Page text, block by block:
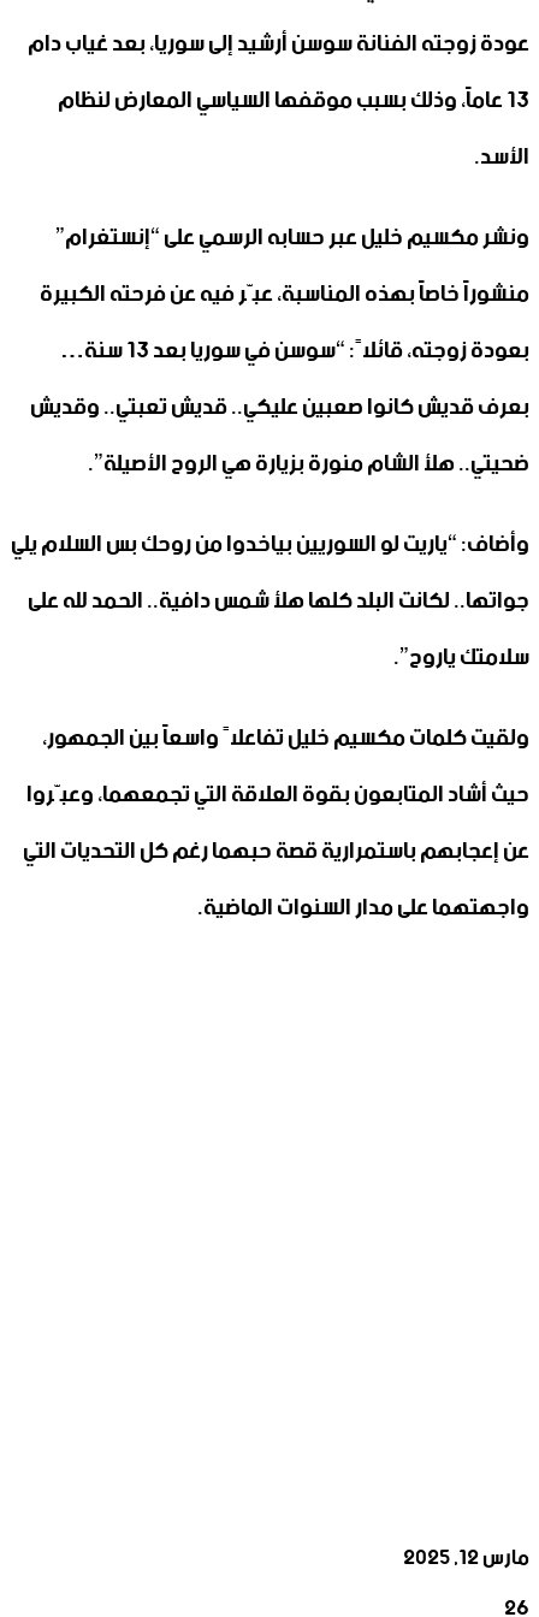
عودة زوجته الفنانة سوسن أرشيد إلى سوريا، بعد غياب دام
13 عاماً، وذلك بسبب موقفها السياسي المعارض لنظام
الأسد.
ونشر مكسيم خليل عبر حسابه الرسمي على “إنستغرام”
منشوراً خاصاً بهذه المناسبة، عبّر فيه عن فرحته الكبيرة
بعودة زوجته، قائلاً: “سوسن في سوريا بعد 13 سنة…
بعرف قديش كانوا صعبين عليكي.. قديش تعبتي.. وقديش
ضحيتي.. هلأ الشام منورة بزيارة هي الروح الأصيلة”.
وأضاف: “ياريت لو السوريين بياخدوا من روحك بس السلام يلي
جواتها.. لكانت البلد كلها هلأ شمس دافية.. الحمد لله على
سلامتك ياروح”.
ولقيت كلمات مكسيم خليل تفاعلاً واسعاً بين الجمهور،
حيث أشاد المتابعون بقوة العلاقة التي تجمعهما، وعبّروا
عن إعجابهم باستمرارية قصة حبهما رغم كل التحديات التي
واجهتهما على مدار السنوات الماضية.
مارس 12, 2025